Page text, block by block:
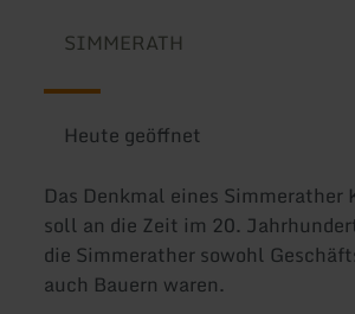
SIMMERATH
Heute geöffnet
Das Denkmal eines Simmerather
soll an die Zeit im 20.
die Simmerather sowohl
auch Bauern waren.